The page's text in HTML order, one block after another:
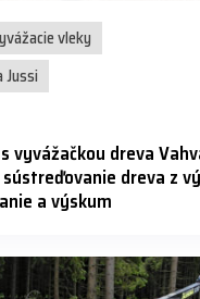
vleky
Jussi
vyvážačkou dreva
dreva z
a výskum